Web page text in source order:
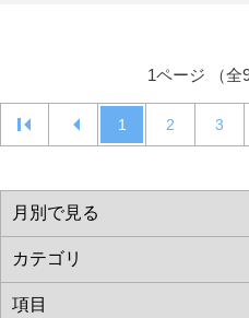
1ページ （全
1 2 3